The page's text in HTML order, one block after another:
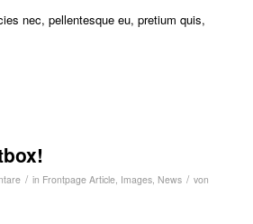
nec, pellentesque eu, pretium quis,
/ in Frontpage Article, Images, News / von